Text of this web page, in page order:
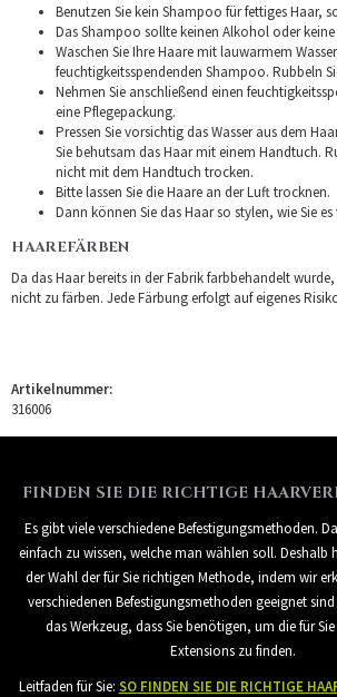
Benutzen Sie kein Shampoo für fettiges Haar,
Das Shampoo sollte keinen Alkohol oder
Waschen Sie Ihre Haare mit lauwarmem
feuchtigkeitsspendenden Shampoo. Rubbeln
Nehmen Sie anschließend einen
eine Pflegepackung.
Pressen Sie vorsichtig das Wasser aus dem
Sie behutsam das Haar mit einem Handtuch.
nicht mit dem Handtuch trocken.
Bitte lassen Sie die Haare an der Luft trocknen.
Dann können Sie das Haar so stylen, wie Sie es
HAAREFÄRBEN
Da das Haar bereits in der Fabrik farbbehandelt
nicht zu färben. Jede Färbung erfolgt auf eigenes
Artikelnummer:
316006
FINDEN SIE DIE RICHTIGE
Es gibt viele verschiedene Befestigungsmethoden.
einfach zu wissen, welche man wählen soll. Deshalb
der Wahl der für Sie richtigen Methode, indem wir
verschiedenen Befestigungsmethoden geeignet
das Werkzeug, dass Sie benötigen, um die für
Extensions zu finden.
Leitfaden für Sie: SO FINDEN SIE DIE RICHTIGE